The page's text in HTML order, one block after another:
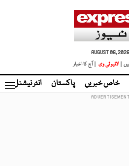
AUGUST 06, 2026
|
لائیو ٹی وی | آج کا اخبار
خاص خبریں پاکستان انٹر نیشنل